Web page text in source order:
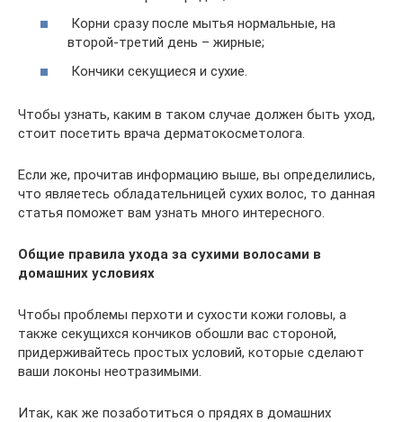
Корни сразу после мытья нормальные, на
второй-третий день – жирные;
Кончики секущиеся и сухие.
Чтобы узнать, каким в таком случае должен быть уход,
стоит посетить врача дерматокосметолога.
Если же, прочитав информацию выше, вы определились,
что являетесь обладательницей сухих волос, то данная
статья поможет вам узнать много интересного.
Общие правила ухода за сухими волосами в
домашних условиях
Чтобы проблемы перхоти и сухости кожи головы, а
также секущихся кончиков обошли вас стороной,
придерживайтесь простых условий, которые сделают
ваши локоны неотразимыми.
Итак, как же позаботиться о прядях в домашних